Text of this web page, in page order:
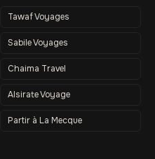
Tawaf Voyages
Sabile Voyages
Chaima Travel
Alsirate Voyage
Partir à La Mecque